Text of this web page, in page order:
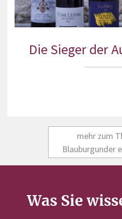
Die Sieger der
mehr zum
Blauburgunder
Was Sie